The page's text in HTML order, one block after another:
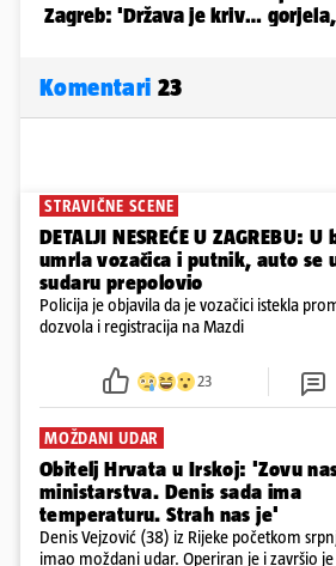
Komentari 23
STRAVIČNE SCENE
DETALJI NESREĆE U ZAGREBU: U
umrla vozačica i putnik, auto se
sudaru prepolovio
Policija je objavila da je vozačici istekla
dozvola i registracija na Mazdi
23
MOŽDANI UDAR
Obitelj Hrvata u Irskoj: 'Zovu
ministarstva. Denis sada ima
temperaturu. Strah nas je'
Denis Vejzović (38) iz Rijeke početkom
imao moždani udar. Operiran je i završio je